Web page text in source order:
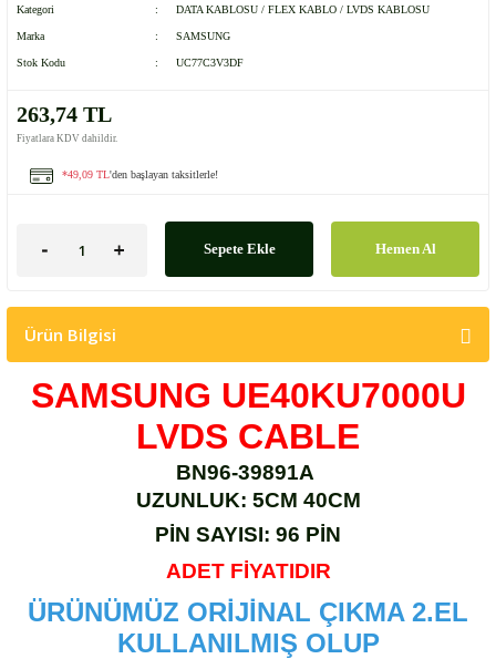
Kategori DATA KABLOSU / FLEX KABLO / LVDS KABLOSU
Marka SAMSUNG
Stok Kodu UC77C3V3DF
263,74 TL
Fiyatlara KDV dahildir.
*49,09 TL'den başlayan taksitlerle!
Sepete Ekle Hemen Al
Ürün Bilgisi
SAMSUNG UE40KU7000U
LVDS CABLE
BN96-39891A
UZUNLUK: 5CM 40CM
PİN SAYISI: 96 PİN
ADET FİYATIDIR
ÜRÜNÜMÜZ ORİJİNAL ÇIKMA 2.EL
KULLANILMIŞ OLUP